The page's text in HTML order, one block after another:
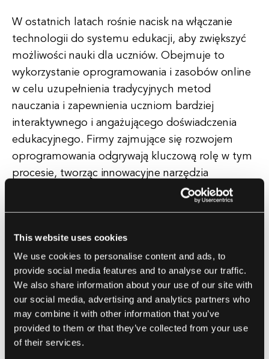
This website uses cookies
We use cookies to personalise content and ads, to
provide social media features and to analyse our traffic.
We also share information about your use of our site with
our social media, advertising and analytics partners who
may combine it with other information that you’ve
provided to them or that they’ve collected from your use
of their services.
W ostatnich latach rośnie nacisk na włączanie
technologii do systemu edukacji, aby zwiększyć
możliwości nauki dla uczniów. Obejmuje to
wykorzystanie oprogramowania i zasobów online
w celu uzupełnienia tradycyjnych metod
nauczania i zapewnienia uczniom bardziej
interaktywnego i angażującego doświadczenia
edukacyjnego. Firmy zajmujące się rozwojem
oprogramowania odgrywają kluczową rolę w tym
procesie, tworząc innowacyjne narzędzia
edukacyjne i platformy, które mogą być
Dzięki wykorzystaniu technologii nauczyciele
mogą personalizować doświadczenia edukacyjne
dla uczniów, skuteczniej śledzić ich postępy i
zapewniać im natychmiastową informację
zwrotną na temat ich pracy. Pomaga to nie tylko
uczniom uczyć się w swoim własnym tempie, ale
także pozwala nauczycielom identyfikować